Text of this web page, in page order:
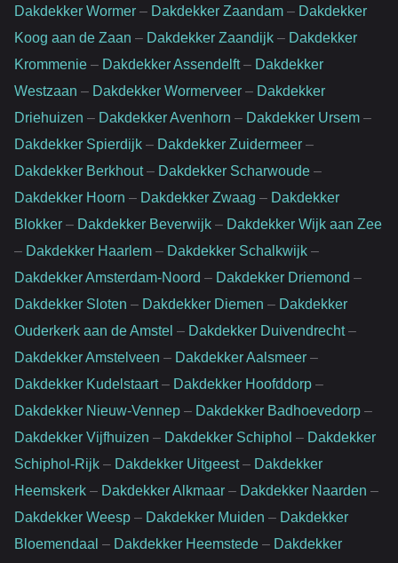
Dakdekker Wormer – Dakdekker Zaandam – Dakdekker
Koog aan de Zaan – Dakdekker Zaandijk – Dakdekker
Krommenie – Dakdekker Assendelft– Dakdekker
Westzaan – Dakdekker Wormerveer – Dakdekker
Driehuizen – Dakdekker Avenhorn – Dakdekker Ursem –
Dakdekker Spierdijk – Dakdekker Zuidermeer –
Dakdekker Berkhout– Dakdekker Scharwoude –
Dakdekker Hoorn – Dakdekker Zwaag – Dakdekker
Blokker – Dakdekker Beverwijk – Dakdekker Wijk aan Zee
– Dakdekker Haarlem – Dakdekker Schalkwijk –
Dakdekker Amsterdam-Noord – Dakdekker Driemond –
Dakdekker Sloten – Dakdekker Diemen – Dakdekker
Ouderkerk aan de Amstel – Dakdekker Duivendrecht–
Dakdekker Amstelveen – Dakdekker Aalsmeer –
Dakdekker Kudelstaart– Dakdekker Hoofddorp –
Dakdekker Nieuw-Vennep – Dakdekker Badhoevedorp –
Dakdekker Vijfhuizen – Dakdekker Schiphol – Dakdekker
Schiphol-Rijk – Dakdekker Uitgeest– Dakdekker
Heemskerk – Dakdekker Alkmaar – Dakdekker Naarden –
Dakdekker Weesp – Dakdekker Muiden – Dakdekker
Bloemendaal – Dakdekker Heemstede – Dakdekker